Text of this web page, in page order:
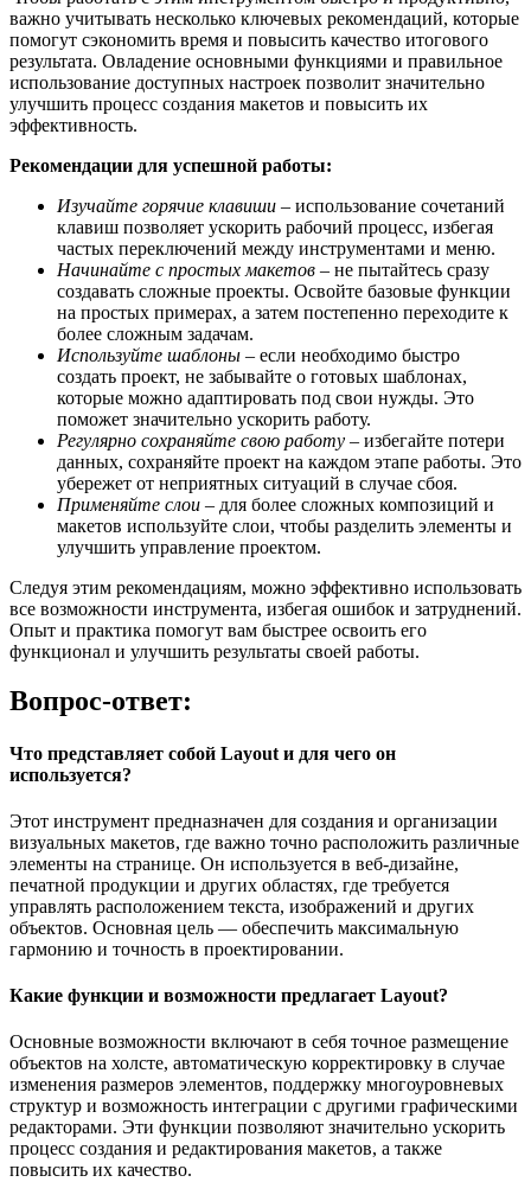
важно учитывать несколько ключевых рекомендаций, которые
помогут сэкономить время и повысить качество итогового
результата. Овладение основными функциями и правильное
использование доступных настроек позволит значительно
улучшить процесс создания макетов и повысить их
эффективность.
Рекомендации для успешной работы:
Изучайте горячие клавиши – использование сочетаний
клавиш позволяет ускорить рабочий процесс, избегая
частых переключений между инструментами и меню.
Начинайте с простых макетов – не пытайтесь сразу
создавать сложные проекты. Освойте базовые функции
на простых примерах, а затем постепенно переходите к
более сложным задачам.
Используйте шаблоны – если необходимо быстро
создать проект, не забывайте о готовых шаблонах,
которые можно адаптировать под свои нужды. Это
поможет значительно ускорить работу.
Регулярно сохраняйте свою работу – избегайте потери
данных, сохраняйте проект на каждом этапе работы. Это
убережет от неприятных ситуаций в случае сбоя.
Применяйте слои – для более сложных композиций и
макетов используйте слои, чтобы разделить элементы и
улучшить управление проектом.
Следуя этим рекомендациям, можно эффективно использовать
все возможности инструмента, избегая ошибок и затруднений.
Опыт и практика помогут вам быстрее освоить его
функционал и улучшить результаты своей работы.
Вопрос-ответ:
Что представляет собой Layout и для чего он
используется?
Этот инструмент предназначен для создания и организации
визуальных макетов, где важно точно расположить различные
элементы на странице. Он используется в веб-дизайне,
печатной продукции и других областях, где требуется
управлять расположением текста, изображений и других
объектов. Основная цель — обеспечить максимальную
гармонию и точность в проектировании.
Какие функции и возможности предлагает Layout?
Основные возможности включают в себя точное размещение
объектов на холсте, автоматическую корректировку в случае
изменения размеров элементов, поддержку многоуровневых
структур и возможность интеграции с другими графическими
редакторами. Эти функции позволяют значительно ускорить
процесс создания и редактирования макетов, а также
повысить их качество.